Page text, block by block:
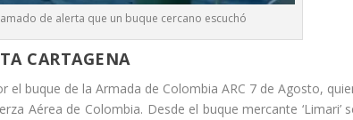
de alerta que un buque cercano escuchó
CARTAGENA
buque de la Armada de Colombia ARC 7 de Agosto,
Aérea de Colombia. Desde el buque mercante ‘Limari’